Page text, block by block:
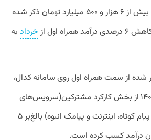
این شرکت ماه گذشته بیش از ۶ هزار و ۵۰۰ میلیارد تومان ذکر شده
اول از
خرداد به
از سمت همراه‌ اول روی سامانه کدال،
این شرکت در تیرماه ۱۴۰۴ از بخش کارکرد مشترکین(سرویس‌های
ارتباطی شامل مکالمه، پیام کوتاه، اینترنت و پیامک انبوه) بالغ‌بر ۵